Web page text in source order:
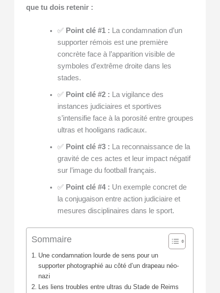
que tu dois retenir :
✅ Point clé #1 : La condamnation d’un
supporter rémois est une première
concrète face à l’apparition visible de
symboles d’extrême droite dans les
stades.
✅ Point clé #2 : La vigilance des
instances judiciaires et sportives
s’intensifie face à la porosité entre groupes
ultras et hooligans radicaux.
✅ Point clé #3 : La reconnaissance de la
gravité de ces actes et leur impact négatif
sur l’image du football français.
✅ Point clé #4 : Un exemple concret de
la conjugaison entre action judiciaire et
mesures disciplinaires dans le sport.
Sommaire
Une condamnation lourde de sens pour un
supporter photographié au côté d’un drapeau néo-
nazi
Les liens troubles entre ultras du Stade de Reims